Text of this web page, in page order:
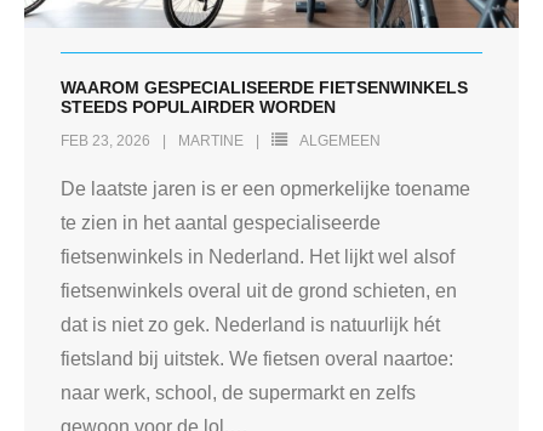
WAAROM GESPECIALISEERDE FIETSENWINKELS
STEEDS POPULAIRDER WORDEN
FEB 23, 2026 MARTINE ALGEMEEN
De laatste jaren is er een opmerkelijke toename
te zien in het aantal gespecialiseerde
fietsenwinkels in Nederland. Het lijkt wel alsof
fietsenwinkels overal uit de grond schieten, en
dat is niet zo gek. Nederland is natuurlijk hét
fietsland bij uitstek. We fietsen overal naartoe:
naar werk, school, de supermarkt en zelfs
gewoon voor de lol.…